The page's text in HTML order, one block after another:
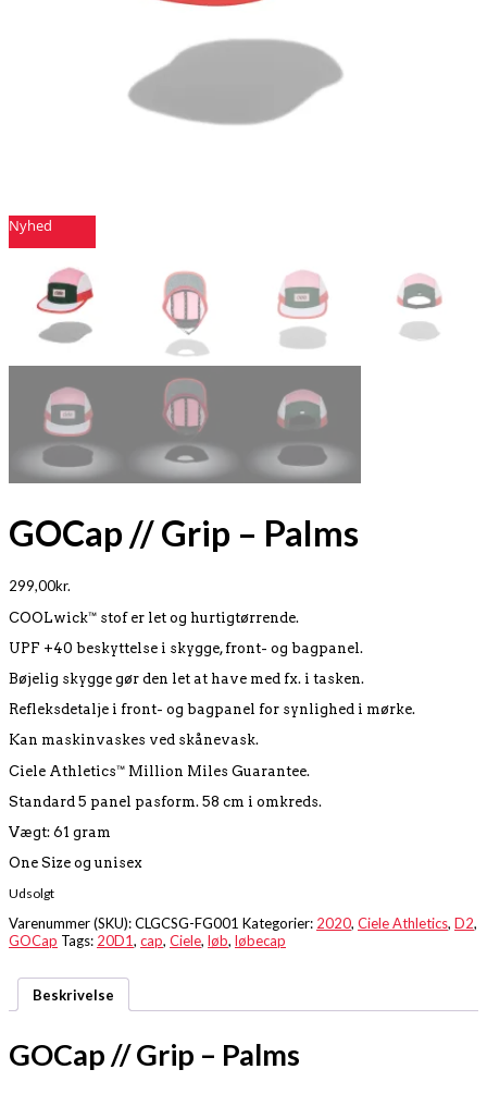
Nyhed
GOCap // Grip – Palms
299,00kr.
COOLwick™ stof er let og hurtigtørrende.
UPF +40 beskyttelse i skygge, front- og bagpanel.
Bøjelig skygge gør den let at have med fx. i tasken.
Refleksdetalje i front- og bagpanel for synlighed i mørke.
Kan maskinvaskes ved skånevask.
Ciele Athletics™ Million Miles Guarantee.
Standard 5 panel pasform. 58 cm i omkreds.
Vægt: 61 gram
One Size og unisex
Udsolgt
Varenummer (SKU):CLGCSG-FG001 Kategorier: 2020, Ciele Athletics, D2,
GOCap Tags: 20D1, cap, Ciele, løb, løbecap
Beskrivelse
GOCap // Grip – Palms